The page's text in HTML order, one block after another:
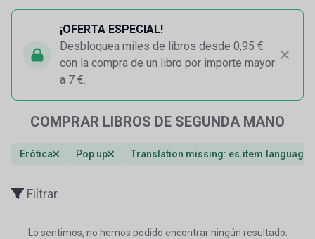
¡OFERTA ESPECIAL!
Desbloquea miles de libros desde 0,95 €
con la compra de un libro por importe mayor
a 7 €.
COMPRAR LIBROS DE SEGUNDA MANO
Erótica Pop up Translation missing:
Filtrar
Lo sentimos, no hemos podido encontrar ningún resultado.